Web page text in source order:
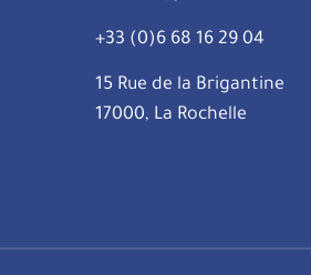
+33 (0)6 68 16 29 04
15 Rue de la Brigantine
17000, La Rochelle